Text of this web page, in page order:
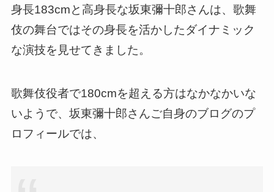
身長183cmと高身長な坂東彌十郎さんは、歌舞
伎の舞台ではその身長を活かしたダイナミック
な演技を見せてきました。
歌舞伎役者で180cmを超える方はなかなかいな
いようで、坂東彌十郎さんご自身のブログのプ
ロフィールでは、